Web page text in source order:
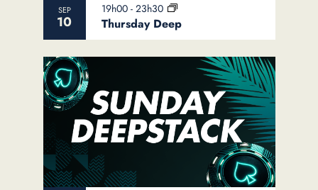
SEP
10 Thursday Deep
19h00 - 23h30